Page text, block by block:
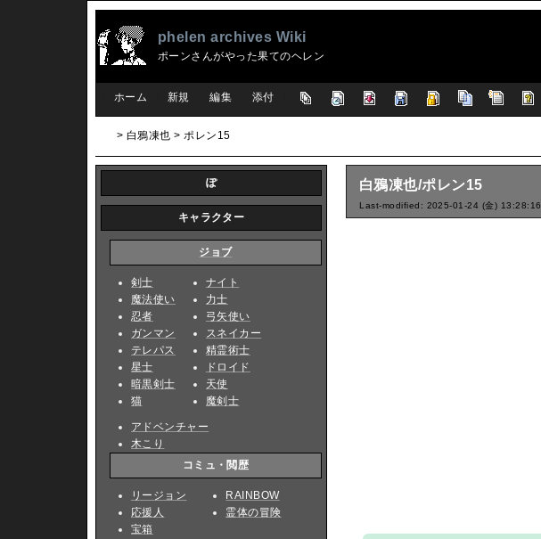
phelen archives Wiki
ポーンさんがやった果てのヘレン
ホーム 新規 編集 添付
> 白鴉凍也 > ポレン15
白鴉凍也/ポレン15
Last-modified: 2025-01-24 (金) 13:28:16
ぽ
キャラクター
ジョブ
剣士
魔法使い
忍者
ガンマン
テレパス
星士
暗黒剣士
猫
ナイト
力士
弓矢使い
スネイカー
精霊術士
ドロイド
天使
魔剣士
アドベンチャー
木こり
コミュ・閲歴
リージョン
応援人
宝箱
RAINBOW
霊体の冒険